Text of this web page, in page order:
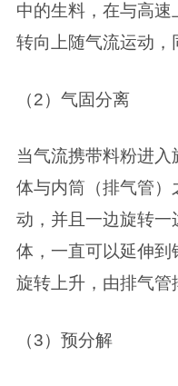
中的生料，在与高
转向上随气流运动，
（2）气固分离
当气流携带料粉进
体与内筒（排气管
动，并且一边旋转
体，一直可以延伸
旋转上升，由排气管
（3）预分解